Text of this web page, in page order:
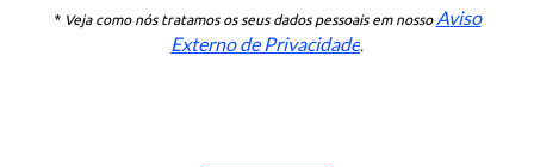
* Veja como nós tratamos os seus dados pessoais em nosso Aviso
Externo de Privacidade.